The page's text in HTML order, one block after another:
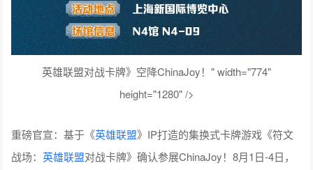
英雄联盟对战卡牌》空降ChinaJoy！" width="774"
height="1280" />
重磅官宣：基于《英雄联盟》IP打造的集换式卡牌游戏《符文
战场：英雄联盟对战卡牌》确认参展ChinaJoy！8月1日-4日，